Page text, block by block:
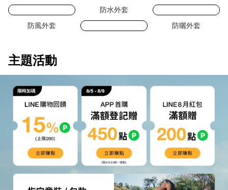
防水外套
防風外套
防曬外套
主題活動